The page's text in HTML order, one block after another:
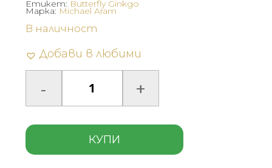
Етикет: Butterfly Ginkgo
В наличност
Добави в любими
КУПИ
Марка: Michael Aram